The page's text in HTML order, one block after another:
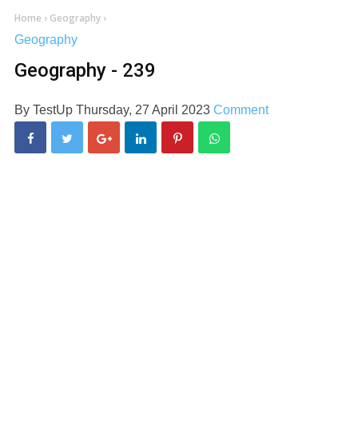
Home › Geography ›
Geography
Geography - 239
By TestUp Thursday, 27 April 2023 Comment